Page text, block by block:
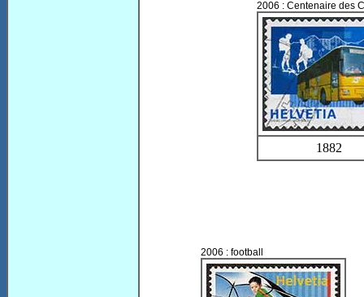
2006 : Centenaire des
1882
2006 : football